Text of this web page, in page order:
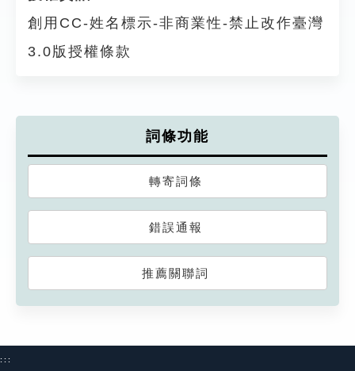
創用CC-姓名標示-非商業性-禁止改作臺灣
3.0版授權條款
詞條功能
轉寄詞條
錯誤通報
推薦關聯詞
:::